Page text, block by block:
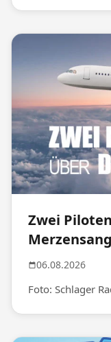
Zwei
06.08.2026
Foto: Schlager